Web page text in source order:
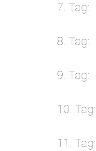
7. Tag
8. Tag
9. Tag
10. Tag
11. Tag